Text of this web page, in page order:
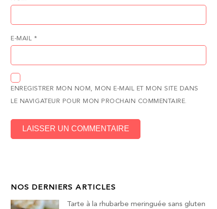
E-MAIL *
ENREGISTRER MON NOM, MON E-MAIL ET MON SITE DANS
LE NAVIGATEUR POUR MON PROCHAIN COMMENTAIRE.
NOS DERNIERS ARTICLES
Tarte à la rhubarbe meringuée sans gluten